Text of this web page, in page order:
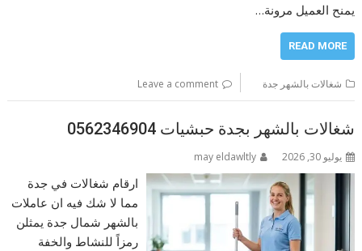
يمنح العميل مرونة…
READ MORE
شغالات بالشهر جدة Leave a comment
شغالات بالشهر بجدة حبشيات 0562346904
يوليو 30, 2026 may eldawltly
ارقام شغالات في جدة
مما لا شك فيه ان عاملات
بالشهر شمال جدة يمثلن
رمزاً للنشاط والخفة